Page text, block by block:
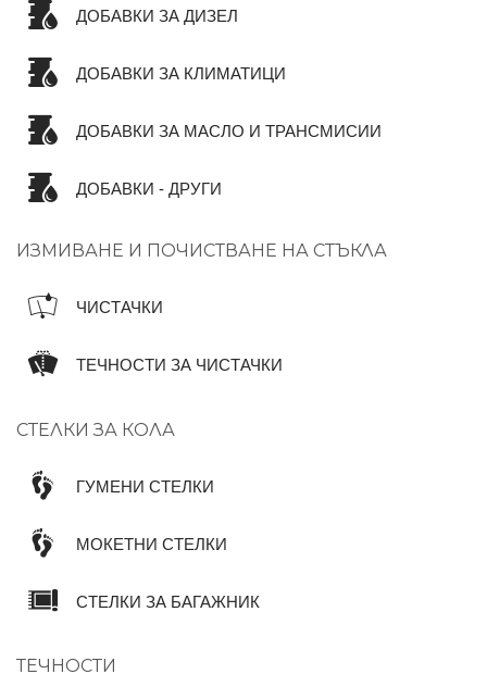
ДОБАВКИ ЗА ДИЗЕЛ
ДОБАВКИ ЗА КЛИМАТИЦИ
ДОБАВКИ ЗА МАСЛО И ТРАНСМИСИИ
ДОБАВКИ - ДРУГИ
ИЗМИВАНЕ И ПОЧИСТВАНЕ НА СТЪКЛА
ЧИСТАЧКИ
ТЕЧНОСТИ ЗА ЧИСТАЧКИ
СТЕЛКИ ЗА КОЛА
ГУМЕНИ СТЕЛКИ
МОКЕТНИ СТЕЛКИ
СТЕЛКИ ЗА БАГАЖНИК
ТЕЧНОСТИ